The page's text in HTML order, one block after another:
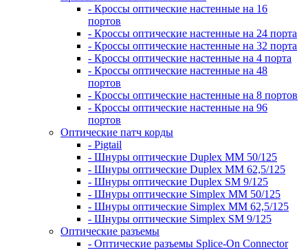
- Кроссы оптические настенные на 16
портов
- Кроссы оптические настенные на 24 порта
- Кроссы оптические настенные на 32 порта
- Кроссы оптические настенные на 4 порта
- Кроссы оптические настенные на 48
портов
- Кроссы оптические настенные на 8 портов
- Кроссы оптические настенные на 96
портов
Оптические патч корды
- Pigtail
- Шнуры оптические Duplex MM 50/125
- Шнуры оптические Duplex MM 62,5/125
- Шнуры оптические Duplex SM 9/125
- Шнуры оптические Simplex MM 50/125
- Шнуры оптические Simplex MM 62,5/125
- Шнуры оптические Simplex SM 9/125
Оптические разъемы
- Оптические разъемы Splice-On Connector